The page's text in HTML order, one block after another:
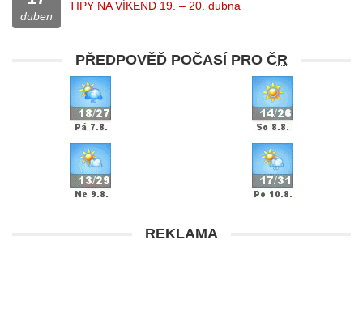
duben
TIPY NA VÍKEND 19. – 20. dubna
PŘEDPOVĚĎ POČASÍ PRO ČR
REKLAMA